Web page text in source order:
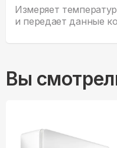
Измеряет
и передает данные
Вы